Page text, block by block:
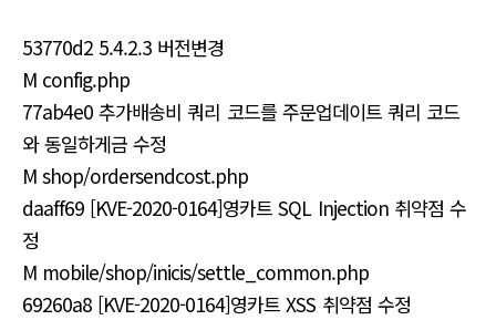
53770d2 5.4.2.3 버전변경
M config.php
77ab4e0 추가배송비 쿼리 코드를 주문업데이트 쿼리 코드
와 동일하게금 수정
M shop/ordersendcost.php
daaff69 [KVE-2020-0164]영카트 SQL Injection 취약점 수
정
M mobile/shop/inicis/settle_common.php
69260a8 [KVE-2020-0164]영카트 XSS 취약점 수정